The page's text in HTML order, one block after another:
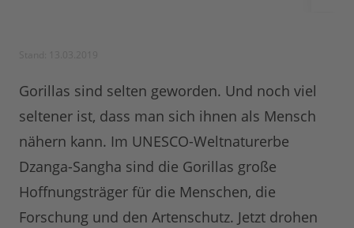
Gorillas sind selten geworden. Und noch viel
seltener ist, dass man sich ihnen als Mensch
nähern kann. Im UNESCO-Weltnaturerbe
Dzanga-Sangha sind die Gorillas große
Hoffnungsträger für die Menschen, die
Forschung und den Artenschutz. Jetzt drohen